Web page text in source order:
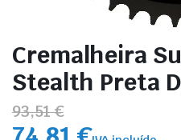
Cremalheira
Stealth Preta
93,51 €